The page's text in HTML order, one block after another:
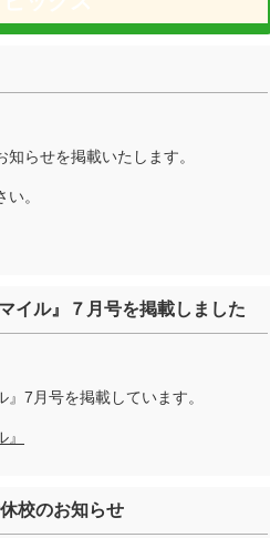
らせを掲載いたします。
。
イル』７月号を掲載しました
7月号を掲載しています。
校のお知らせ